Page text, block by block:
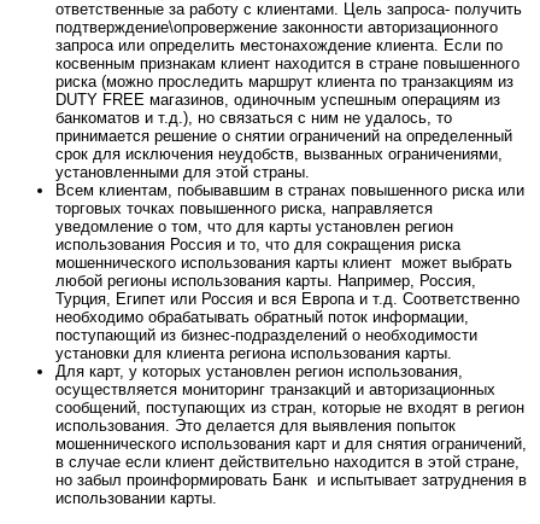
ответственные за работу с клиентами. Цель запроса- получить
подтверждение\опровержение законности авторизационного
запроса или определить местонахождение клиента. Если по
косвенным признакам клиент находится в стране повышенного
риска (можно проследить маршрут клиента по транзакциям из
DUTY FREE магазинов, одиночным успешным операциям из
банкоматов и т.д.), но связаться с ним не удалось, то
принимается решение о снятии ограничений на определенный
срок для исключения неудобств, вызванных ограничениями,
установленными для этой страны.
Всем клиентам, побывавшим в странах повышенного риска или
торговых точках повышенного риска, направляется
уведомление о том, что для карты установлен регион
использования Россия и то, что для сокращения риска
мошеннического использования карты клиент может выбрать
любой регионы использования карты. Например, Россия,
Турция, Египет или Россия и вся Европа и т.д. Соответственно
необходимо обрабатывать обратный поток информации,
поступающий из бизнес-подразделений о необходимости
установки для клиента региона использования карты.
Для карт, у которых установлен регион использования,
осуществляется мониторинг транзакций и авторизационных
сообщений, поступающих из стран, которые не входят в регион
использования. Это делается для выявления попыток
мошеннического использования карт и для снятия ограничений,
в случае если клиент действительно находится в этой стране,
но забыл проинформировать Банк и испытывает затруднения в
использовании карты.